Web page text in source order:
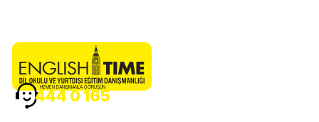
HEMEN DANIŞMANLA GÖRÜŞÜN
444 0 165